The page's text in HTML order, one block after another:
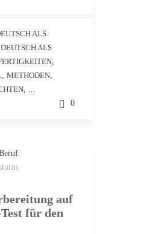
ALS
DEUTSCH ALS
,
, METHODEN,
, ...
0
auf
für den